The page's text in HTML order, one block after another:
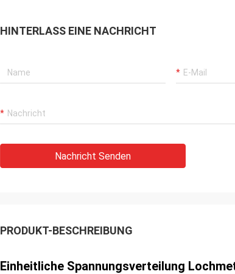
HINTERLASS EINE NACHRICHT
Nachricht Senden
PRODUKT-BESCHREIBUNG
Einheitliche Spannungsverteilung